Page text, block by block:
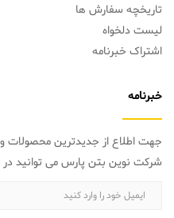
تاریخچه سفارش ها
لیست دلخواه
اشتراک خبرنامه
خبرنامه
جهت اطلاع از جدیدترین محصولات
شرکت نوین بتن پارس می توانید